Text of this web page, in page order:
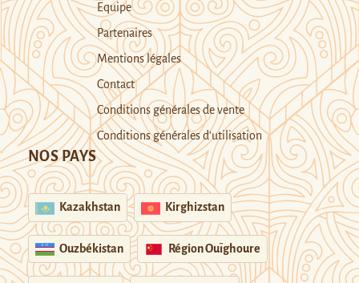
Equipe
Partenaires
Mentions légales
Contact
Conditions générales de vente
Conditions générales d’utilisation
NOS PAYS
Kazakhstan Kirghizstan
Ouzbékistan Région Ouïghoure